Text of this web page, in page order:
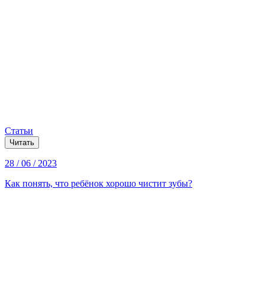
Статьи
Читать
28 / 06 / 2023
Как понять, что ребёнок хорошо чистит зубы?